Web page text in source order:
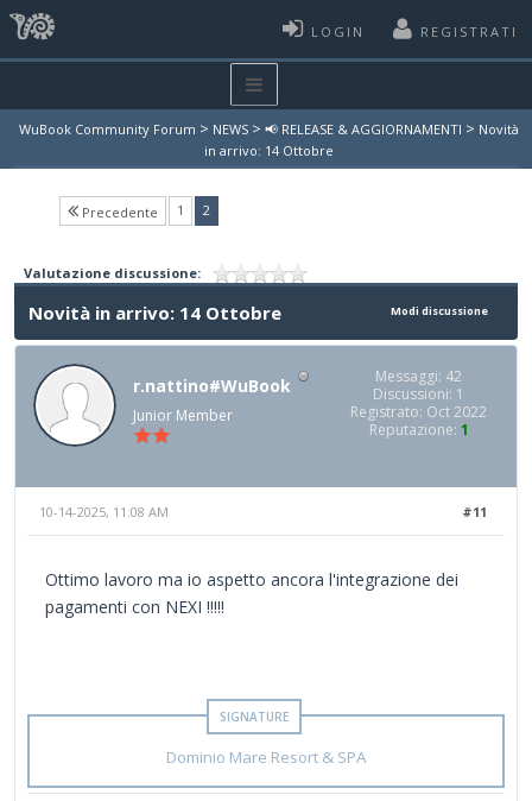
LOGIN REGISTRATI
WuBook Community Forum > NEWS > 📢 RELEASE & AGGIORNAMENTI > Novità
in arrivo: 14 Ottobre
Precedente 1 2(current)
Valutazione discussione:
Modi discussione
Novità in arrivo: 14 Ottobre
r.nattino#WuBook
Junior Member
Messaggi: 42
Discussioni: 1
Registrato: Oct 2022
Reputazione: 1
#11
10-14-2025, 11:08 AM
Ottimo lavoro ma io aspetto ancora l'integrazione dei
pagamenti con NEXI !!!!!
Dominio Mare Resort & SPA